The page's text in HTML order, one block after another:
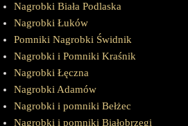
Nagrobki Biała Podlaska
Nagrobki Łuków
Pomniki Nagrobki Świdnik
Nagrobki i Pomniki Kraśnik
Nagrobki Łęczna
Nagrobki Adamów
Nagrobki i pomniki Bełżec
Nagrobki i pomniki Białobrzegi